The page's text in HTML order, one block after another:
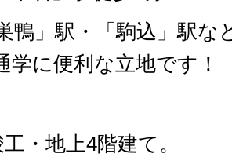
鴨」駅・「駒込」駅な
学に便利な立地です！
・地上4階建て。